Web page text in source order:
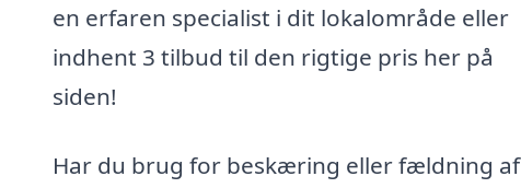
en erfaren specialist i dit lokalområde eller
indhent 3 tilbud til den rigtige pris her på
siden!
Har du brug for beskæring eller fældning af